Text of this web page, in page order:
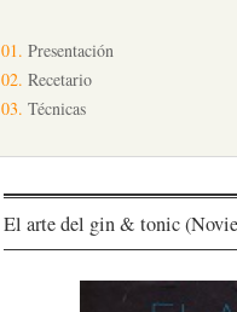
01. Presentación
02. Recetario
03. Técnicas
El arte del gin & tonic